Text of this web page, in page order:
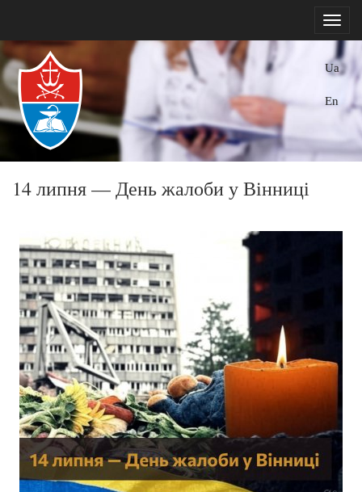
Ua
En
14 липня — День жалоби у Вінниці